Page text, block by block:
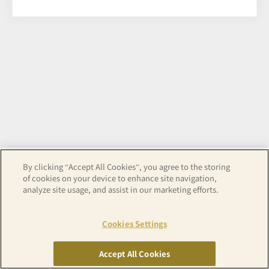
Copyright© APA GROUP, ALL RIGHTS RESERVED.
By clicking “Accept All Cookies”, you agree to the storing
of cookies on your device to enhance site navigation,
analyze site usage, and assist in our marketing efforts.
Cookies Settings
Accept All Cookies